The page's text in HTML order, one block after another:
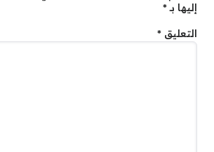
إليها بـ*
التعليق *